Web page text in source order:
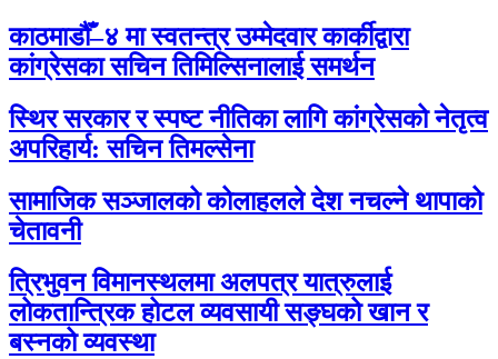
काठमाडौँ–४ मा स्वतन्त्र उम्मेदवार कार्कीद्वारा
कांग्रेसका सचिन तिमिल्सिनालाई समर्थन
स्थिर सरकार र स्पष्ट नीतिका लागि कांग्रेसको नेतृत्व
अपरिहार्य: सचिन तिमल्सेना
सामाजिक सञ्जालको कोलाहलले देश नचल्ने थापाको
चेतावनी
त्रिभुवन विमानस्थलमा अलपत्र यात्रुलाई
लोकतान्त्रिक होटल व्यवसायी सङ्घको खान र
बस्नको व्यवस्था